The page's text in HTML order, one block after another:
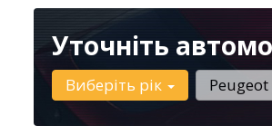
Уточніть
Виберіть рік Peugeot